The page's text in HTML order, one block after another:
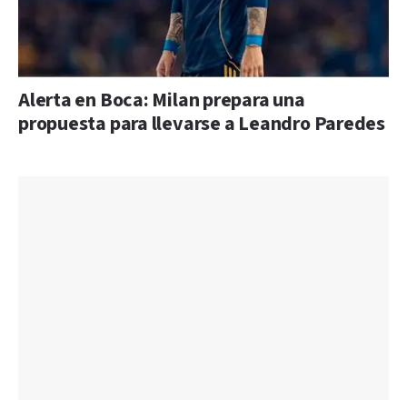
Alerta en Boca: Milan prepara una
propuesta para llevarse a Leandro Paredes